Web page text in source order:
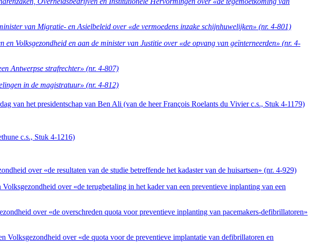
van Migratie- en Asielbeleid over «de vermoedens inzake schijnhuwelijken» (nr. 4-801)
Volksgezondheid en aan de minister van Justitie over «de opvang van geïnterneerden» (nr. 4-
Antwerpse strafrechter» (nr. 4-807)
in de magistratuur» (nr. 4-812)
van het presidentschap van Ben Ali (van de heer François Roelants du Vivier c.s., Stuk 4-1179)
c.s., Stuk 4-1216)
over «de resultaten van de studie betreffende het kadaster van de huisartsen» (nr. 4-929)
over «de terugbetaling in het kader van een preventieve inplanting van een
over «de overschreden quota voor preventieve inplanting van pacemakers-defibrillatoren»
Volksgezondheid over «de quota voor de preventieve implantatie van defibrillatoren en